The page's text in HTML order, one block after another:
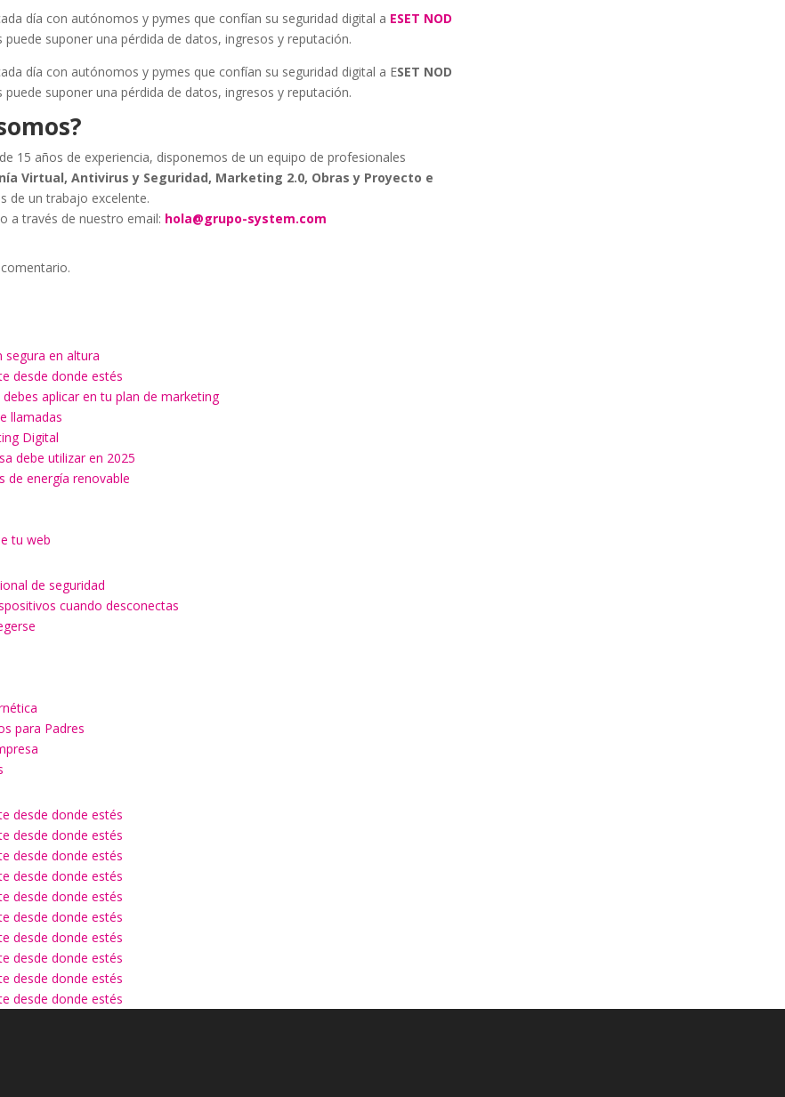
día con autónomos y pymes que confían su seguridad digital a ESET NOD
suponer una pérdida de datos, ingresos y reputación.
día con autónomos y pymes que confían su seguridad digital a ESET NOD
suponer una pérdida de datos, ingresos y reputación.
15 años de experiencia, disponemos de un equipo de profesionales
Virtual, Antivirus y Seguridad, Marketing 2.0, Obras y Proyecto e
de un trabajo excelente.
o a través de nuestro email: hola@grupo-system.com
segura en altura
desde donde estés
aplicar en tu plan de marketing
llamadas
Digital
debe utilizar en 2025
de energía renovable
tu web
de seguridad
cuando desconectas
para Padres
desde donde estés
desde donde estés
desde donde estés
desde donde estés
desde donde estés
desde donde estés
desde donde estés
desde donde estés
desde donde estés
desde donde estés